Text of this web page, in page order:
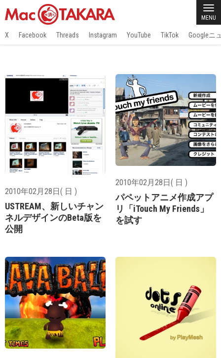
MENU
X Facebook Threads Instagram YouTube TikTok Googleニ
2010年02月28日( 日 )
USTREAM、新しいチャン
ネルデザインのBeta版を
公開
2010年02月28日( 日 )
パペットアニメ作成アプ
リ「iTouch My Friends」
を試す